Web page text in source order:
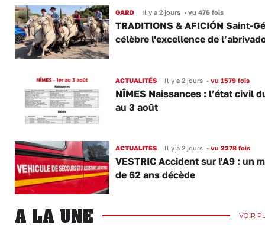
GARD Il y a 2 jours •vu 476 fois
TRADITIONS & AFICIÓN Saint-
célèbre l'excellence de
ACTUALITÉS Il y a 2 jours •vu 1579 fois
NÎMES Naissances : l’état civil
au 3 août
ACTUALITÉS Il y a 2 jours •vu 2278 fois
VESTRIC Accident sur l'A9 : un
de 62 ans décède
A LA UNE VOIR